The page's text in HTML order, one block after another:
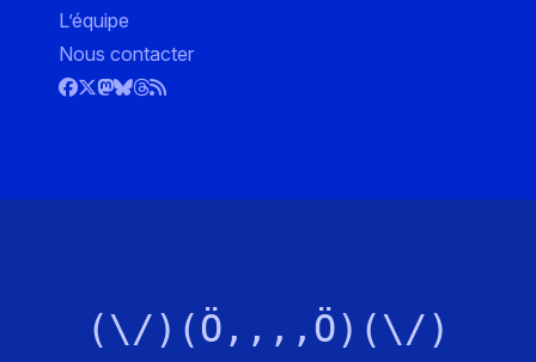
L’équipe
Nous contacter
(\/)(Ö,,,,Ö)(\/)